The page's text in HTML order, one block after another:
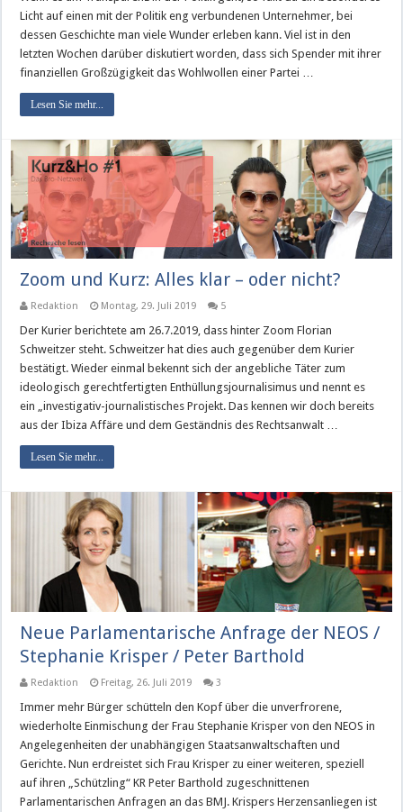
Licht auf einen mit der Politik eng verbundenen Unternehmer, bei
dessen Geschichte man viele Wunder erleben kann. Viel ist in den
letzten Wochen darüber diskutiert worden, dass sich Spender mit ihrer
finanziellen Großzügigkeit das Wohlwollen einer Partei …
Lesen Sie mehr...
Zoom und Kurz: Alles klar – oder nicht?
Redaktion Montag, 29. Juli 2019 5
Der Kurier berichtete am 26.7.2019, dass hinter Zoom Florian
Schweitzer steht. Schweitzer hat dies auch gegenüber dem Kurier
bestätigt. Wieder einmal bekennt sich der angebliche Täter zum
ideologisch gerechtfertigten Enthüllungsjournalisimus und nennt es
ein „investigativ-journalistisches Projekt. Das kennen wir doch bereits
aus der Ibiza Affäre und dem Geständnis des Rechtsanwalt …
Lesen Sie mehr...
Neue Parlamentarische Anfrage der NEOS /
Stephanie Krisper / Peter Barthold
Redaktion Freitag, 26. Juli 2019 3
Immer mehr Bürger schütteln den Kopf über die unverfrorene,
wiederholte Einmischung der Frau Stephanie Krisper von den NEOS in
Angelegenheiten der unabhängigen Staatsanwaltschaften und
Gerichte. Nun erdreistet sich Frau Krisper zu einer weiteren, speziell
auf ihren „Schützling“ KR Peter Barthold zugeschnittenen
Parlamentarischen Anfragen an das BMJ. Krispers Herzensanliegen ist